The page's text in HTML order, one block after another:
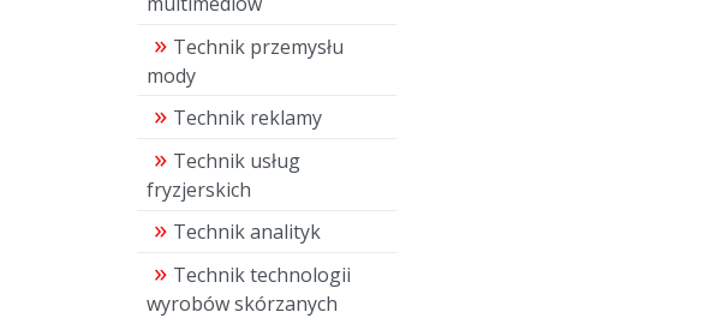
Technik przemysłu
mody
Technik reklamy
Technik usług
fryzjerskich
Technik analityk
Technik technologii
wyrobów skórzanych